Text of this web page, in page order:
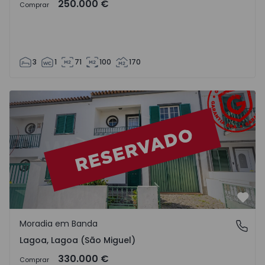
Comprar 250.000 €
3 1 71 100 170
Moradia em Banda T3 Lagoa (São Miguel), Lagoa -
Lagoa, Lagoa (São Miguel)
Moradia em Banda
Lagoa, Lagoa (São Miguel)
Comprar 330.000 €